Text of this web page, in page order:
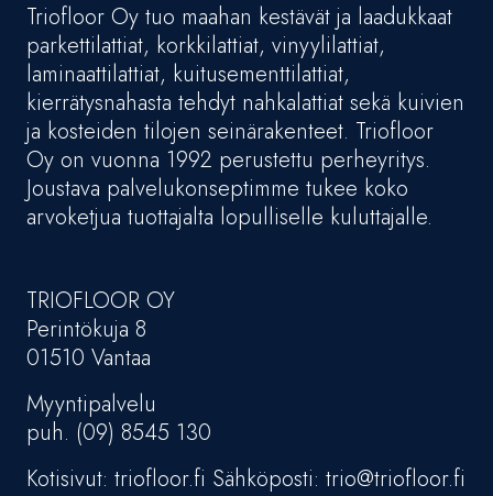
Triofloor Oy tuo maahan kestävät ja laadukkaat
parkettilattiat, korkkilattiat, vinyylilattiat,
laminaattilattiat, kuitusementtilattiat,
kierrätysnahasta tehdyt nahkalattiat sekä kuivien
ja kosteiden tilojen seinärakenteet. Triofloor
Oy on vuonna 1992 perustettu perheyritys.
Joustava palvelukonseptimme tukee koko
arvoketjua tuottajalta lopulliselle kuluttajalle.
TRIOFLOOR OY
Perintökuja 8
01510 Vantaa
Myyntipalvelu
puh. (09) 8545 130
Kotisivut: triofloor.fi Sähköposti: trio@triofloor.fi